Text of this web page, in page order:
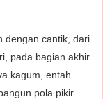
dengan cantik, dari
pada bagian akhir
kagum, entah
pola pikir